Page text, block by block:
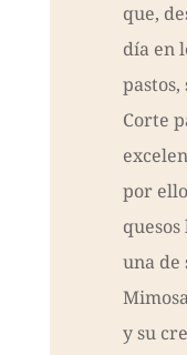
que,
día en
pastos,
Corte
por
una de
y su